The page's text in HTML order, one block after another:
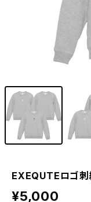
EXEQUTEロゴ刺
¥5,000